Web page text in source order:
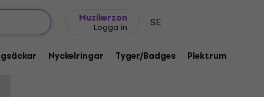
Muzikerzon
Logga in SE
Nyckelringar Tyger/Badges Plektrum
L Skjorta
1218327